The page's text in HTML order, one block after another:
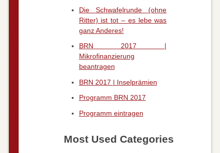
Die Schwafelrunde (ohne
Ritter) ist tot – es lebe was
ganz Anderes!
BRN 2017 |
Mikrofinanzierung
beantragen
BRN 2017 | Inselprämien
Programm BRN 2017
Programm eintragen
Most Used Categories